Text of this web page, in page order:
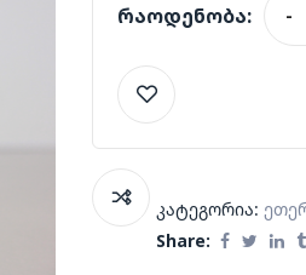
რაოდენობა: -
კატეგორია:
Share: